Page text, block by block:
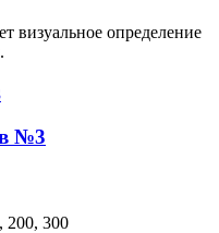
визуальное определение
№3
200, 300